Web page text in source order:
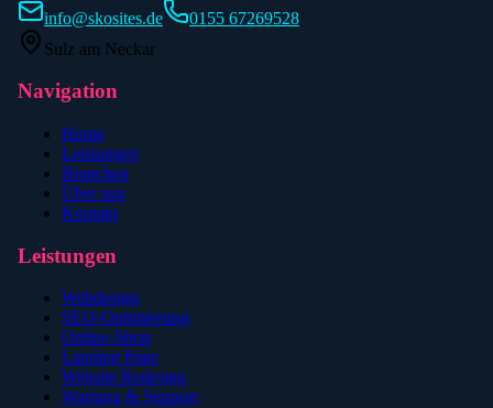
info@skosites.de
0155 67269528
Sulz am Neckar
Navigation
Home
Leistungen
Branchen
Über uns
Kontakt
Leistungen
Webdesign
SEO-Optimierung
Online-Shop
Landing Page
Website Redesign
Wartung & Support